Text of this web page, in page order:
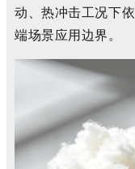
动、热冲击工况下
端场景应用边界。